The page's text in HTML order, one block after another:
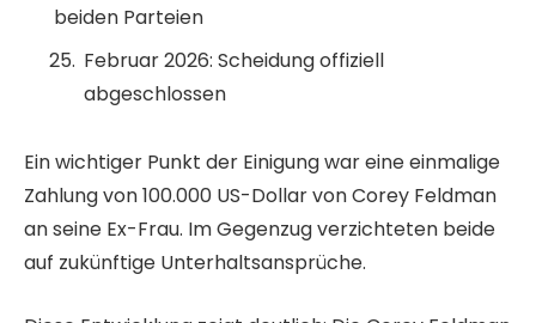
beiden Parteien
Februar 2026: Scheidung offiziell
abgeschlossen
Ein wichtiger Punkt der Einigung war eine einmalige
Zahlung von 100.000 US-Dollar von Corey Feldman
an seine Ex-Frau. Im Gegenzug verzichteten beide
auf zukünftige Unterhaltsansprüche.